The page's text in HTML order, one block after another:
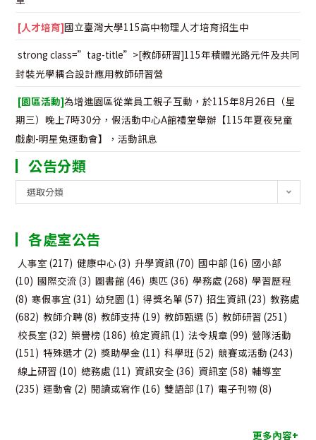
[人才培育]國立臺灣大學115高中物理人才培育招生中
strong class=”tag-title”>[教師研習]115年積體光路元件及共同
封裝光學耦合設計應用教師研習營
[園區活動]為增進園區從業員工親子互動，於115年8月26日（星
期三）晚上7時30分，假活動中心A館禮堂舉辦【115年夏夜兒童
戲劇-明星兔運動會】，活動訊息
公告分類
告
類
選取分類
各處室公告
人事室 (217) 健康中心(3) 升學資訊(70) 國中部 (16) 國小部
(10) 國際交流 (3) 圖書館 (46) 奧匹 (36) 學務處 (268) 學習歷程
(8) 寒假事宜 (31) 幼兒園 (1) 得獎名單 (57) 招生資訊(23) 教務處
(682) 教師介聘(8) 教師支持 (19) 教師甄選 (5) 教師研習 (251)
校長室 (32) 榮譽榜 (186) 檢定資訊(1) 法令規章 (99) 營隊活動
(151) 特殊選才 (2) 獎助學金 (11) 科學班(52) 競賽或活動 (243)
線上研習 (10) 總務處 (11) 資訊安全 (36) 資訊室 (58) 輔導室
(235) 運動會 (2) 閱讀或寫作 (16) 雙語部 (17) 電子刊物 (8)
更多內容+